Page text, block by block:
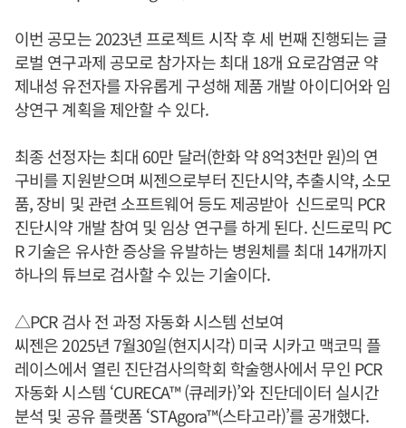
이번 공모는 2023년 프로젝트 시작 후 세 번째 진행되는 글
로벌 연구과제 공모로 참가자는 최대 18개 요로감염균 약
제내성 유전자를 자유롭게 구성해 제품 개발 아이디어와 임
상연구 계획을 제안할 수 있다.
최종 선정자는 최대 60만 달러(한화 약 8억3천만 원)의 연
구비를 지원받으며 씨젠으로부터 진단시약, 추출시약, 소모
품, 장비 및 관련 소프트웨어 등도 제공받아 신드로믹 PCR
진단시약 개발 참여 및 임상 연구를 하게 된다. 신드로믹 PC
R 기술은 유사한 증상을 유발하는 병원체를 최대 14개까지
하나의 튜브로 검사할 수 있는 기술이다.
△PCR 검사 전 과정 자동화 시스템 선보여
씨젠은 2025년 7월30일(현지시각) 미국 시카고 맥코믹 플
레이스에서 열린 진단검사의학회 학술행사에서 무인 PCR
자동화 시스템 ‘CURECA™ (큐레카)’와 진단데이터 실시간
분석 및 공유 플랫폼 ‘STAgora™(스타고라)’를 공개했다.